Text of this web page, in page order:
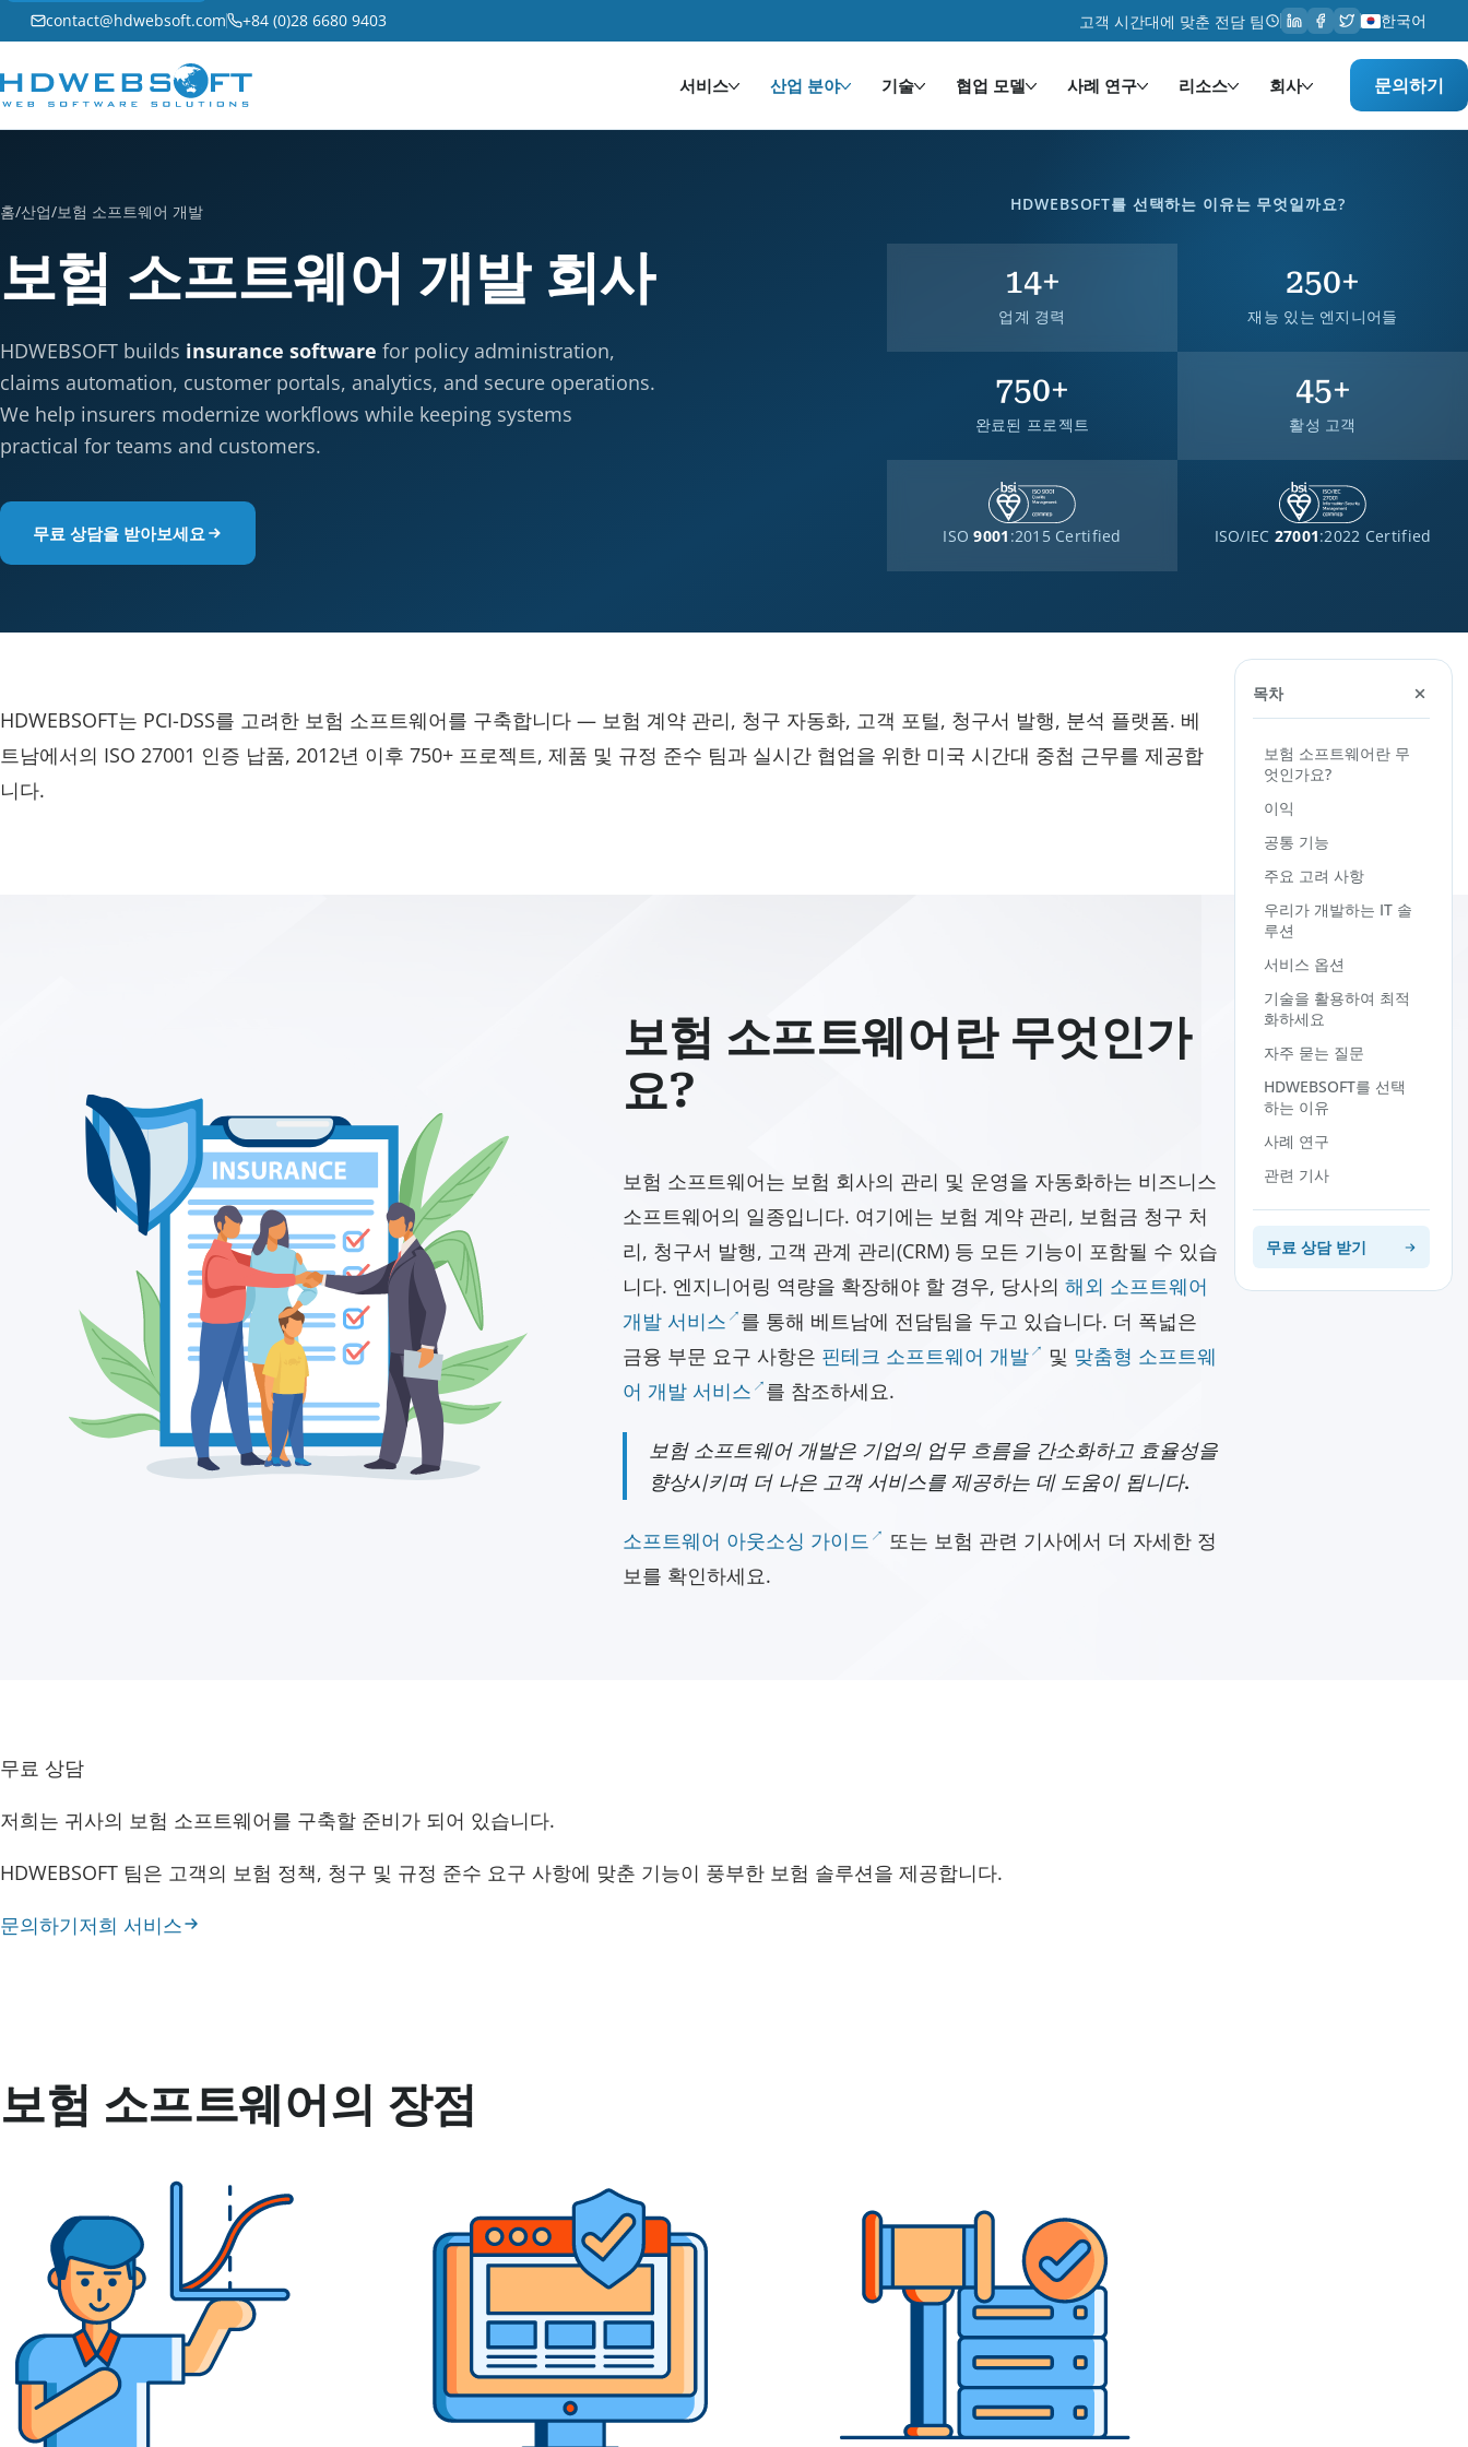
contact@hdwebsoft.com +84 (0)28 6680 9403 고객 시간대에 맞춘 전담 팀 한국어
서비스 산업 분야 기술 협업 모델 사례 연구 리소스 회사 문의하기
홈/산업/보험 소프트웨어 개발
보험 소프트웨어 개발 회사
HDWEBSOFT builds insurance software for policy administration,
claims automation, customer portals, analytics, and secure operations.
We help insurers modernize workflows while keeping systems
practical for teams and customers.
무료 상담을 받아보세요
HDWEBSOFT를 선택하는 이유는 무엇일까요?
14+
업계 경력
250+
재능 있는 엔지니어들
750+
완료된 프로젝트
45+
활성 고객
ISO9001 :2015 Certified ISO/IEC 27001:2022 Certified
HDWEBSOFT는 PCI-DSS를 고려한 보험 소프트웨어를 구축합니다 — 보험 계약 관리, 청구 자동화, 고객 포털, 청구서 발행, 분석 플랫폼. 베
트남에서의 ISO 27001 인증 납품, 2012년 이후 750+ 프로젝트, 제품 및 규정 준수 팀과 실시간 협업을 위한 미국 시간대 중첩 근무를 제공합
니다.
보험 소프트웨어란 무엇인가
요?
보험 소프트웨어는 보험 회사의 관리 및 운영을 자동화하는 비즈니스
소프트웨어의 일종입니다. 여기에는 보험 계약 관리, 보험금 청구 처
리, 청구서 발행, 고객 관계 관리(CRM) 등 모든 기능이 포함될 수 있습
니다. 엔지니어링 역량을 확장해야 할 경우, 당사의 해외 소프트웨어
개발 서비스
를 통해 베트남에 전담팀을 두고 있습니다. 더 폭넓은
금융 부문 요구 사항은 핀테크 소프트웨어 개발 및 맞춤형 소프트웨
어 개발 서비스
를 참조하세요.
보험 소프트웨어 개발은 기업의 업무 흐름을 간소화하고 효율성을
향상시키며 더 나은 고객 서비스를 제공하는 데 도움이 됩니다.
소프트웨어 아웃소싱 가이드
또는 보험 관련 기사에서 더 자세한 정
보를 확인하세요.
무료 상담
저희는 귀사의 보험 소프트웨어를 구축할 준비가 되어 있습니다.
HDWEBSOFT 팀은 고객의 보험 정책, 청구 및 규정 준수 요구 사항에 맞춘 기능이 풍부한 보험 솔루션을 제공합니다.
문의하기저희 서비스
보험 소프트웨어의 장점
목차
보험 소프트웨어란 무
엇인가요?
이익
공통 기능
주요 고려 사항
우리가 개발하는 IT 솔
루션
서비스 옵션
기술을 활용하여 최적
화하세요
자주 묻는 질문
HDWEBSOFT를 선택
하는 이유
사례 연구
관련 기사
무료 상담 받기